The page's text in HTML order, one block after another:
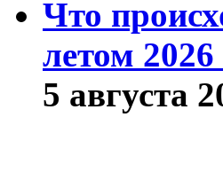
Что
летом
5 августа